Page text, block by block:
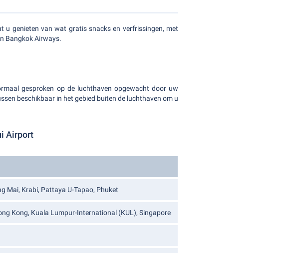
u genieten van wat gratis snacks en verfrissingen, met
Bangkok Airways.
gesproken op de luchthaven opgewacht door uw
beschikbaar in het gebied buiten de luchthaven om u
Airport
Mai, Krabi, Pattaya U-Tapao, Phuket
Kong, Kuala Lumpur-International (KUL), Singapore